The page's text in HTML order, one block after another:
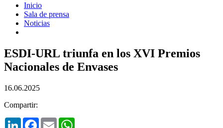
Inicio
Sala de prensa
Noticias
ESDI-URL triunfa en los XVI Premios
Nacionales de Envases
16.06.2025
Compartir:
LinkedInFacebook
Email